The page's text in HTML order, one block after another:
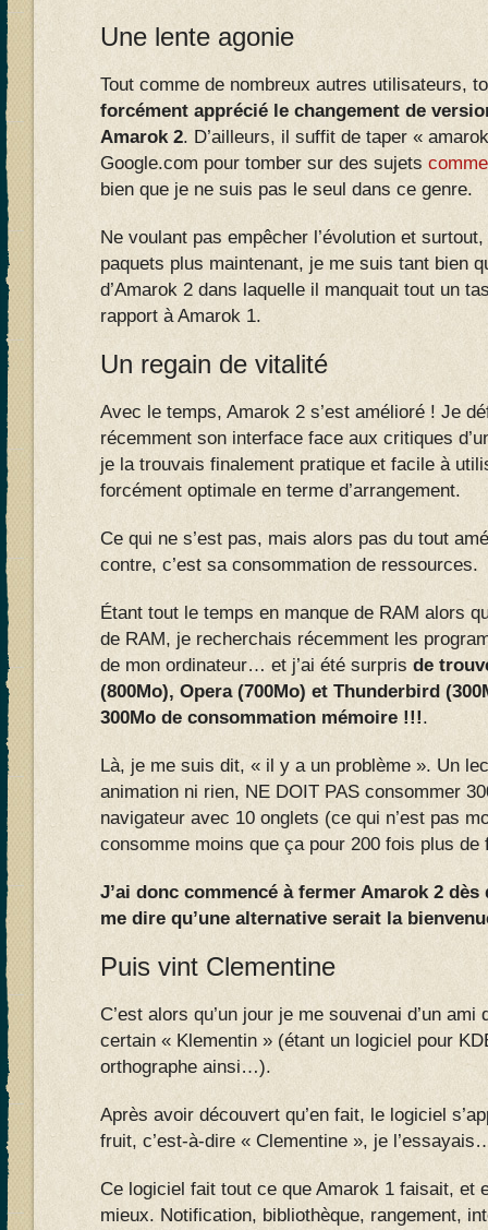
Une lente agonie
Tout comme de nombreux autres utilisateurs,
forcément apprécié le changement de
Amarok 2. D’ailleurs, il suffit de taper «
Google.com pour tomber sur des sujets
bien que je ne suis pas le seul dans ce genre.
Ne voulant pas empêcher l’évolution et
paquets plus maintenant, je me suis tant bien
d’Amarok 2 dans laquelle il manquait tout un
rapport à Amarok 1.
Un regain de vitalité
Avec le temps, Amarok 2 s’est amélioré ! Je
récemment son interface face aux critiques
je la trouvais finalement pratique et facile à
forcément optimale en terme d’arrangement.
Ce qui ne s’est pas, mais alors pas du tout
contre, c’est sa consommation de ressources.
Étant tout le temps en manque de RAM alors
de RAM, je recherchais récemment les
de mon ordinateur… et j’ai été surpris de
(800Mo), Opera (700Mo) et Thunderbird
300Mo de consommation mémoire !!!.
Là, je me suis dit, « il y a un problème ». Un
animation ni rien, NE DOIT PAS consommer
navigateur avec 10 onglets (ce qui n’est pas
consomme moins que ça pour 200 fois plus de
J’ai donc commencé à fermer Amarok 2
me dire qu’une alternative serait la
Puis vint Clementine
C’est alors qu’un jour je me souvenai d’un ami
certain « Klementin » (étant un logiciel pour
orthographe ainsi…).
Après avoir découvert qu’en fait, le logiciel
fruit, c’est-à-dire « Clementine », je
Ce logiciel fait tout ce que Amarok 1 faisait, et
mieux. Notification, bibliothèque, rangement,